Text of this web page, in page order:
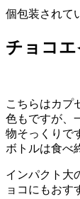
個包装されて
チョコ
こちらはカプ
色もですが、
物そっくりで
ボトルは食べ
インパクト大
ョコにもおす